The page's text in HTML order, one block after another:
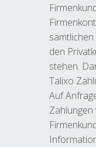
den
stehen.
Talixo
Auf